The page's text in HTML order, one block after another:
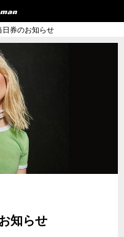
日券のお知らせ
知らせ